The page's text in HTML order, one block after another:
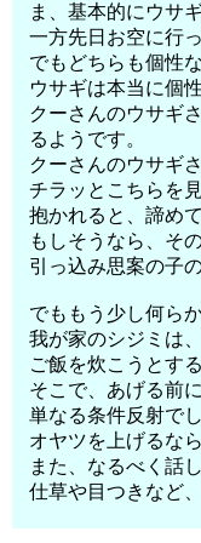
ま、基本的にウサ
一方先日お空に行
でもどちらも個性
ウサギは本当に個
クーさんのウサギ
るようです。
クーさんのウサギ
チラッとこちらを
抱かれると、諦め
もしそうなら、そ
引っ込み思案の子
でももう少し何ら
我が家のシジミは
ご飯を炊こうとす
そこで、あげる前
単なる条件反射で
オヤツを上げるな
また、なるべく話
仕草や目つきなど